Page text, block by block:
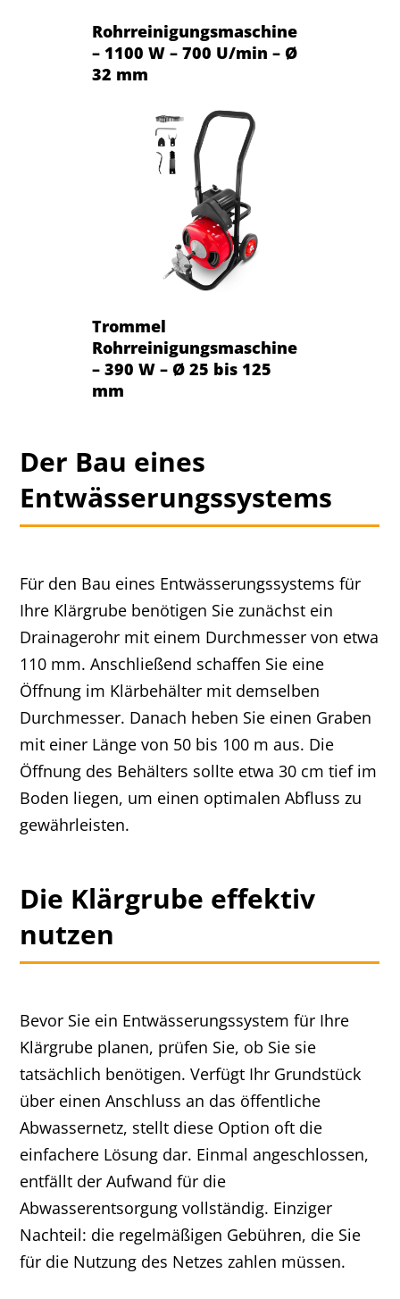
Rohrreinigungsmaschine
– 1100 W – 700 U/min – Ø
32 mm
Trommel
Rohrreinigungsmaschine
– 390 W – Ø 25 bis 125
mm
Der Bau eines
Entwässerungssystems
Für den Bau eines Entwässerungssystems für
Ihre Klärgrube benötigen Sie zunächst ein
Drainagerohr mit einem Durchmesser von etwa
110 mm. Anschließend schaffen Sie eine
Öffnung im Klärbehälter mit demselben
Durchmesser. Danach heben Sie einen Graben
mit einer Länge von 50 bis 100 m aus. Die
Öffnung des Behälters sollte etwa 30 cm tief im
Boden liegen, um einen optimalen Abfluss zu
gewährleisten.
Die Klärgrube effektiv
nutzen
Bevor Sie ein Entwässerungssystem für Ihre
Klärgrube planen, prüfen Sie, ob Sie sie
tatsächlich benötigen. Verfügt Ihr Grundstück
über einen Anschluss an das öffentliche
Abwassernetz, stellt diese Option oft die
einfachere Lösung dar. Einmal angeschlossen,
entfällt der Aufwand für die
Abwasserentsorgung vollständig. Einziger
Nachteil: die regelmäßigen Gebühren, die Sie
für die Nutzung des Netzes zahlen müssen.